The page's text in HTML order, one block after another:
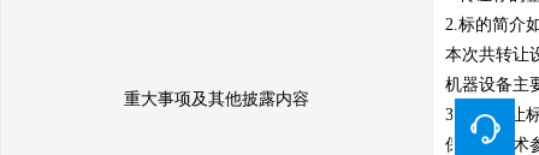
重大事项及其他披露内容
2.标的简介
本次共转让
机器设备主
3.本次转让
保证；技术